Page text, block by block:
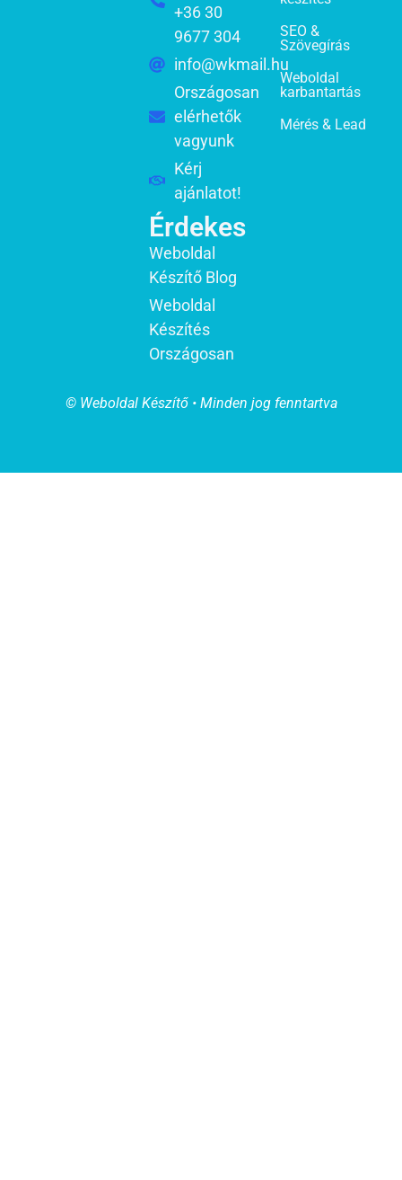
+36 30
9677 304
info@wkmail.hu
Országosan
elérhetők
vagyunk
Kérj
ajánlatot!
Érdekes
Weboldal
Készítő Blog
Weboldal
Készítés
Országosan
SEO &
Szövegírás
Weboldal
karbantartás
Mérés & Lead
© Weboldal Készítő • Minden jog fenntartva